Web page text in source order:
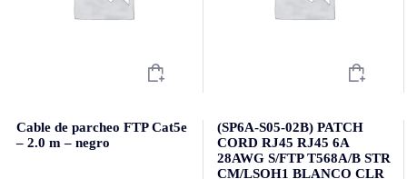
Cable de parcheo FTP Cat5e
– 2.0 m – negro
(SP6A-S05-02B) PATCH
CORD RJ45 RJ45 6A
28AWG S/FTP T568A/B STR
CM/LSOH1 BLANCO CLR